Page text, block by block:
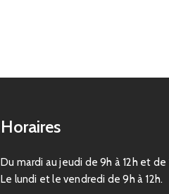
Horaires
Du mardi au jeudi de 9h à 12h et de
Le lundi et le vendredi de 9h à 12h.